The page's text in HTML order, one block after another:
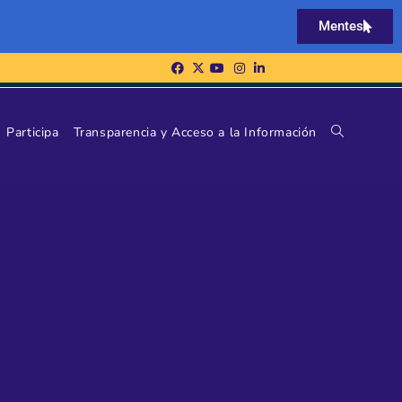
Mentes
Participa Transparencia y Acceso a la Información